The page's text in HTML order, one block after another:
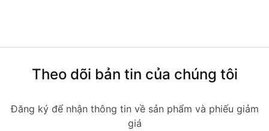
Theo dõi bản tin của chúng tôi
Đăng ký để nhận thông tin về sản phẩm và phiếu giảm
giá